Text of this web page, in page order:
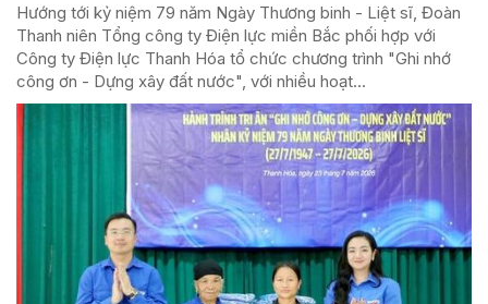
Hướng tới kỷ niệm 79 năm Ngày Thương binh - Liệt sĩ, Đoàn
Thanh niên Tổng công ty Điện lực miền Bắc phối hợp với
Công ty Điện lực Thanh Hóa tổ chức chương trình "Ghi nhớ
công ơn - Dựng xây đất nước", với nhiều hoạt...